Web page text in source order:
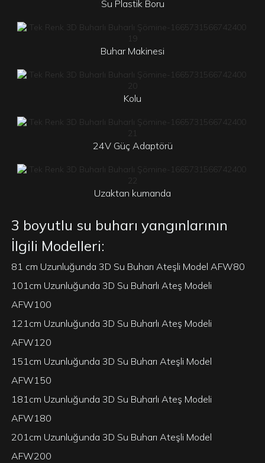
Su Plastik Boru
Buhar Makinesi
Kolu
24V Güç Adaptörü
Uzaktan kumanda
3 boyutlu su buharı yangınlarının
İlgili Modelleri:
81 cm Uzunluğunda 3D Su Buharı Ateşli Model AFW80
101cm Uzunluğunda 3D Su Buharlı Ateş Modeli
AFW100
121cm Uzunluğunda 3D Su Buharlı Ateş Modeli
AFW120
151cm Uzunluğunda 3D Su Buharı Ateşli Model
AFW150
181cm Uzunluğunda 3D Su Buharlı Ateş Modeli
AFW180
201cm Uzunluğunda 3D Su Buharı Ateşli Model
AFW200